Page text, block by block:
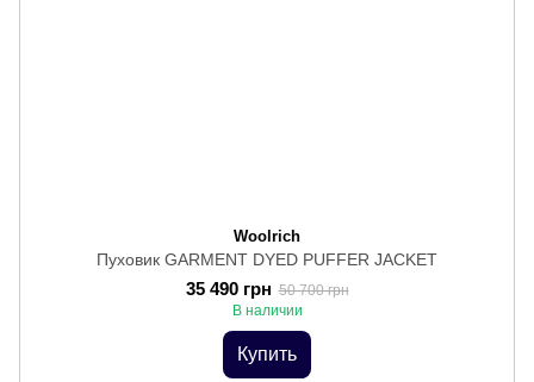
Woolrich
Пуховик GARMENT DYED PUFFER JACKET
35 490 грн 50 700 грн
В наличии
Купить